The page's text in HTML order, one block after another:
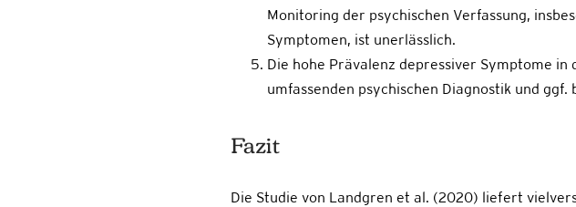
Monitoring der psychischen Verfassung,
Symptomen, ist unerlässlich.
Die hohe Prävalenz depressiver Symptome
umfassenden psychischen Diagnostik und
Fazit
Die Studie von Landgren et al. (2020) liefert